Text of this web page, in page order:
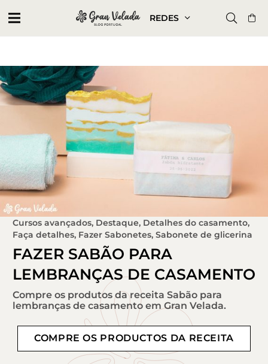
REDES
Cursos avançados, Destaque, Detalhes do casamento,
Faça detalhes, Fazer Sabonetes, Sabonete de glicerina
FAZER SABÃO PARA
LEMBRANÇAS DE CASAMENTO
Compre os produtos da receita Sabão para
lembranças de casamento em Gran Velada.
COMPRE OS PRODUCTOS DA RECEITA